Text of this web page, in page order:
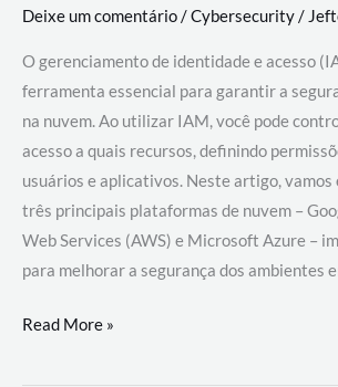
Deixe um comentário/Cybersecurity/
O gerenciamento de identidade e acesso
ferramenta essencial para garantir a
na nuvem. Ao utilizar IAM, você pode
acesso a quais recursos, definindo
usuários e aplicativos. Neste artigo, vamos
três principais plataformas de nuvem –
Web Services (AWS) e Microsoft Azure –
para melhorar a segurança dos ambientes
Gerenciamento
Read More »